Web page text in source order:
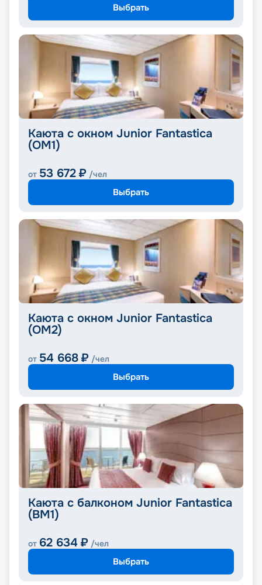
Выбрать
Каюта с окном Junior Fantastica
(OM1)
от 53 672 ₽ /чел
Выбрать
Каюта с окном Junior Fantastica
(OM2)
от 54 668 ₽ /чел
Выбрать
Каюта с балконом Junior Fantastica
(BM1)
от 62 634 ₽ /чел
Выбрать